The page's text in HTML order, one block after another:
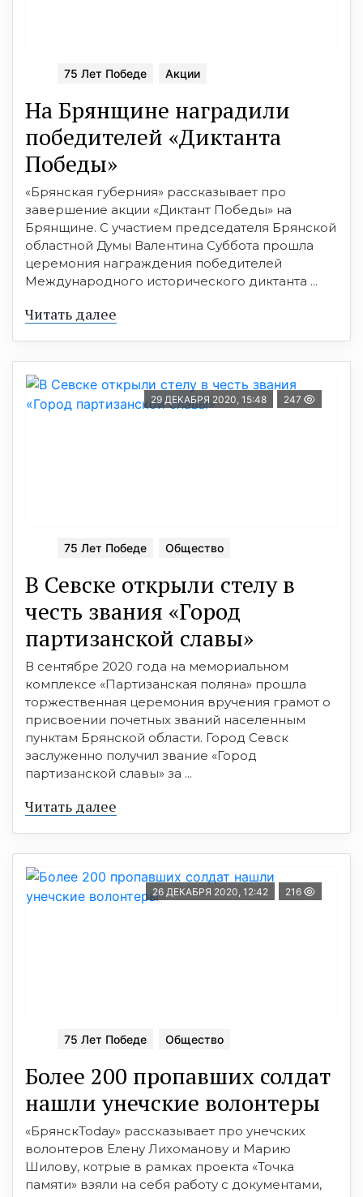
75 Лет Победе Акции
На Брянщине наградили
победителей «Диктанта
Победы»
«Брянская губерния» рассказывает про
завершение акции «Диктант Победы» на
Брянщине. С участием председателя Брянской
областной Думы Валентина Суббота прошла
церемония награждения победителей
Международного исторического диктанта ...
Читать далее
29 ДЕКАБРЯ 2020, 15:48 247
75 Лет Победе Общество
В Севске открыли стелу в
честь звания «Город
партизанской славы»
В сентябре 2020 года на мемориальном
комплексе «Партизанская поляна» прошла
торжественная церемония вручения грамот о
присвоении почетных званий населенным
пунктам Брянской области. Город Севск
заслуженно получил звание «Город
партизанской славы» за ...
Читать далее
26 ДЕКАБРЯ 2020, 12:42 216
75 Лет Победе Общество
Более 200 пропавших солдат
нашли унечские волонтеры
«БрянскToday» рассказывает про унечских
волонтеров Елену Лихоманову и Марию
Шилову, котрые в рамках проекта «Точка
памяти» взяли на себя работу с документами,